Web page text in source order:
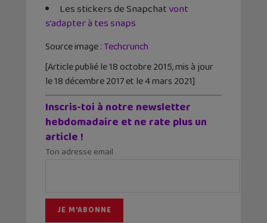
Les stickers de Snapchatvont
s’adapter à tes snaps
Source image :Techcrunch
[Article publié le 18 octobre 2015, mis à jour
le 18 décembre 2017 et le 4 mars 2021]
Inscris-toi à notre newsletter
hebdomadaire et ne rate plus un
article !
Ton adresse email